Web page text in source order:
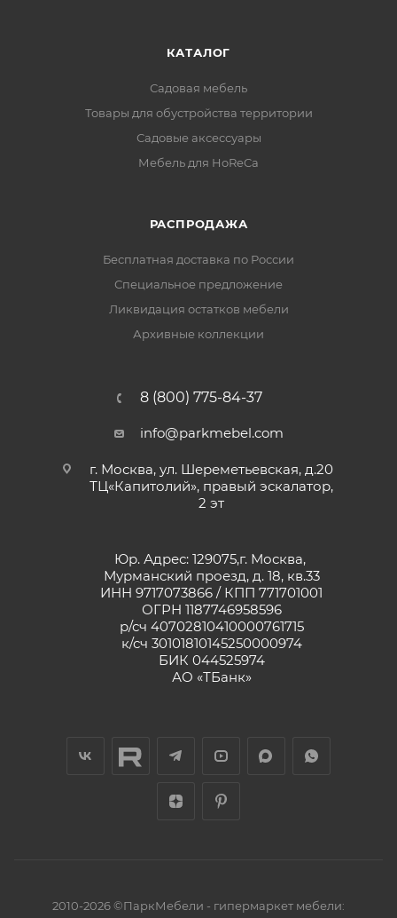
КАТАЛОГ
Садовая мебель
Товары для обустройства территории
Садовые аксессуары
Мебель для HoReCa
РАСПРОДАЖА
Бесплатная доставка по России
Специальное предложение
Ликвидация остатков мебели
Архивные коллекции
8 (800) 775-84-37
info@parkmebel.com
г. Москва, ул. Шереметьевская, д.20
ТЦ«Капитолий», правый эскалатор,
2 эт
Юр. Адрес: 129075,г. Москва,
Мурманский проезд, д. 18, кв.33
ИНН 9717073866 / КПП 771701001
ОГРН 1187746958596
р/сч 40702810410000761715
к/сч 30101810145250000974
БИК 044525974
АО «ТБанк»
2010-2026 ©ПаркМебели - гипермаркет мебели: